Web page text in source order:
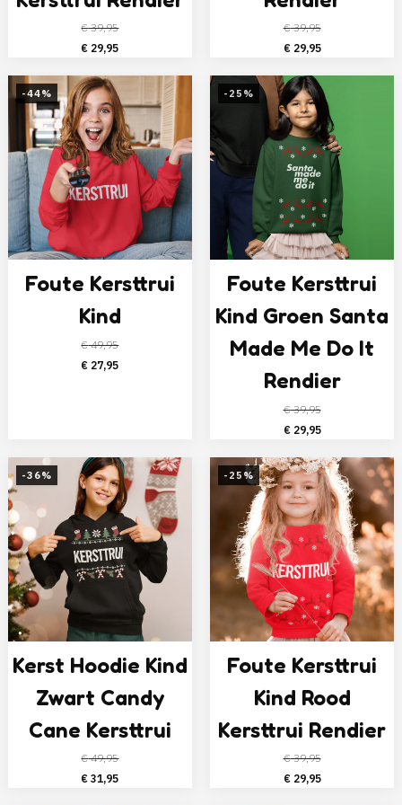
€39,95
Oorspronkelijke
was:
€ 39,95.
€ 29,95Huidige
€ 29,95.
€39,95
Oorspronkelijke
was:
€ 39,95.
€29,95Huidige
is:
€ 29,95.
-44%
Foute Kersttrui
Kind
€49,95
Oorspronkelijke
€ 27,95Huidige
-25%
Foute Kersttrui
Kind Groen Santa
Made Me Do It
Rendier
€39,95
Oorspronkelijke
was:
€ 39,95.
€29,95Huidige
is:
€ 29,95.
-36%
Kerst Hoodie Kind
Zwart Candy
Cane Kersttrui
€49,95
Oorspronkelijke
€ 31,95Huidige
-25%
Foute Kersttrui
Kind Rood
Kersttrui Rendier
€39,95
Oorspronkelijke
€29,95Huidige